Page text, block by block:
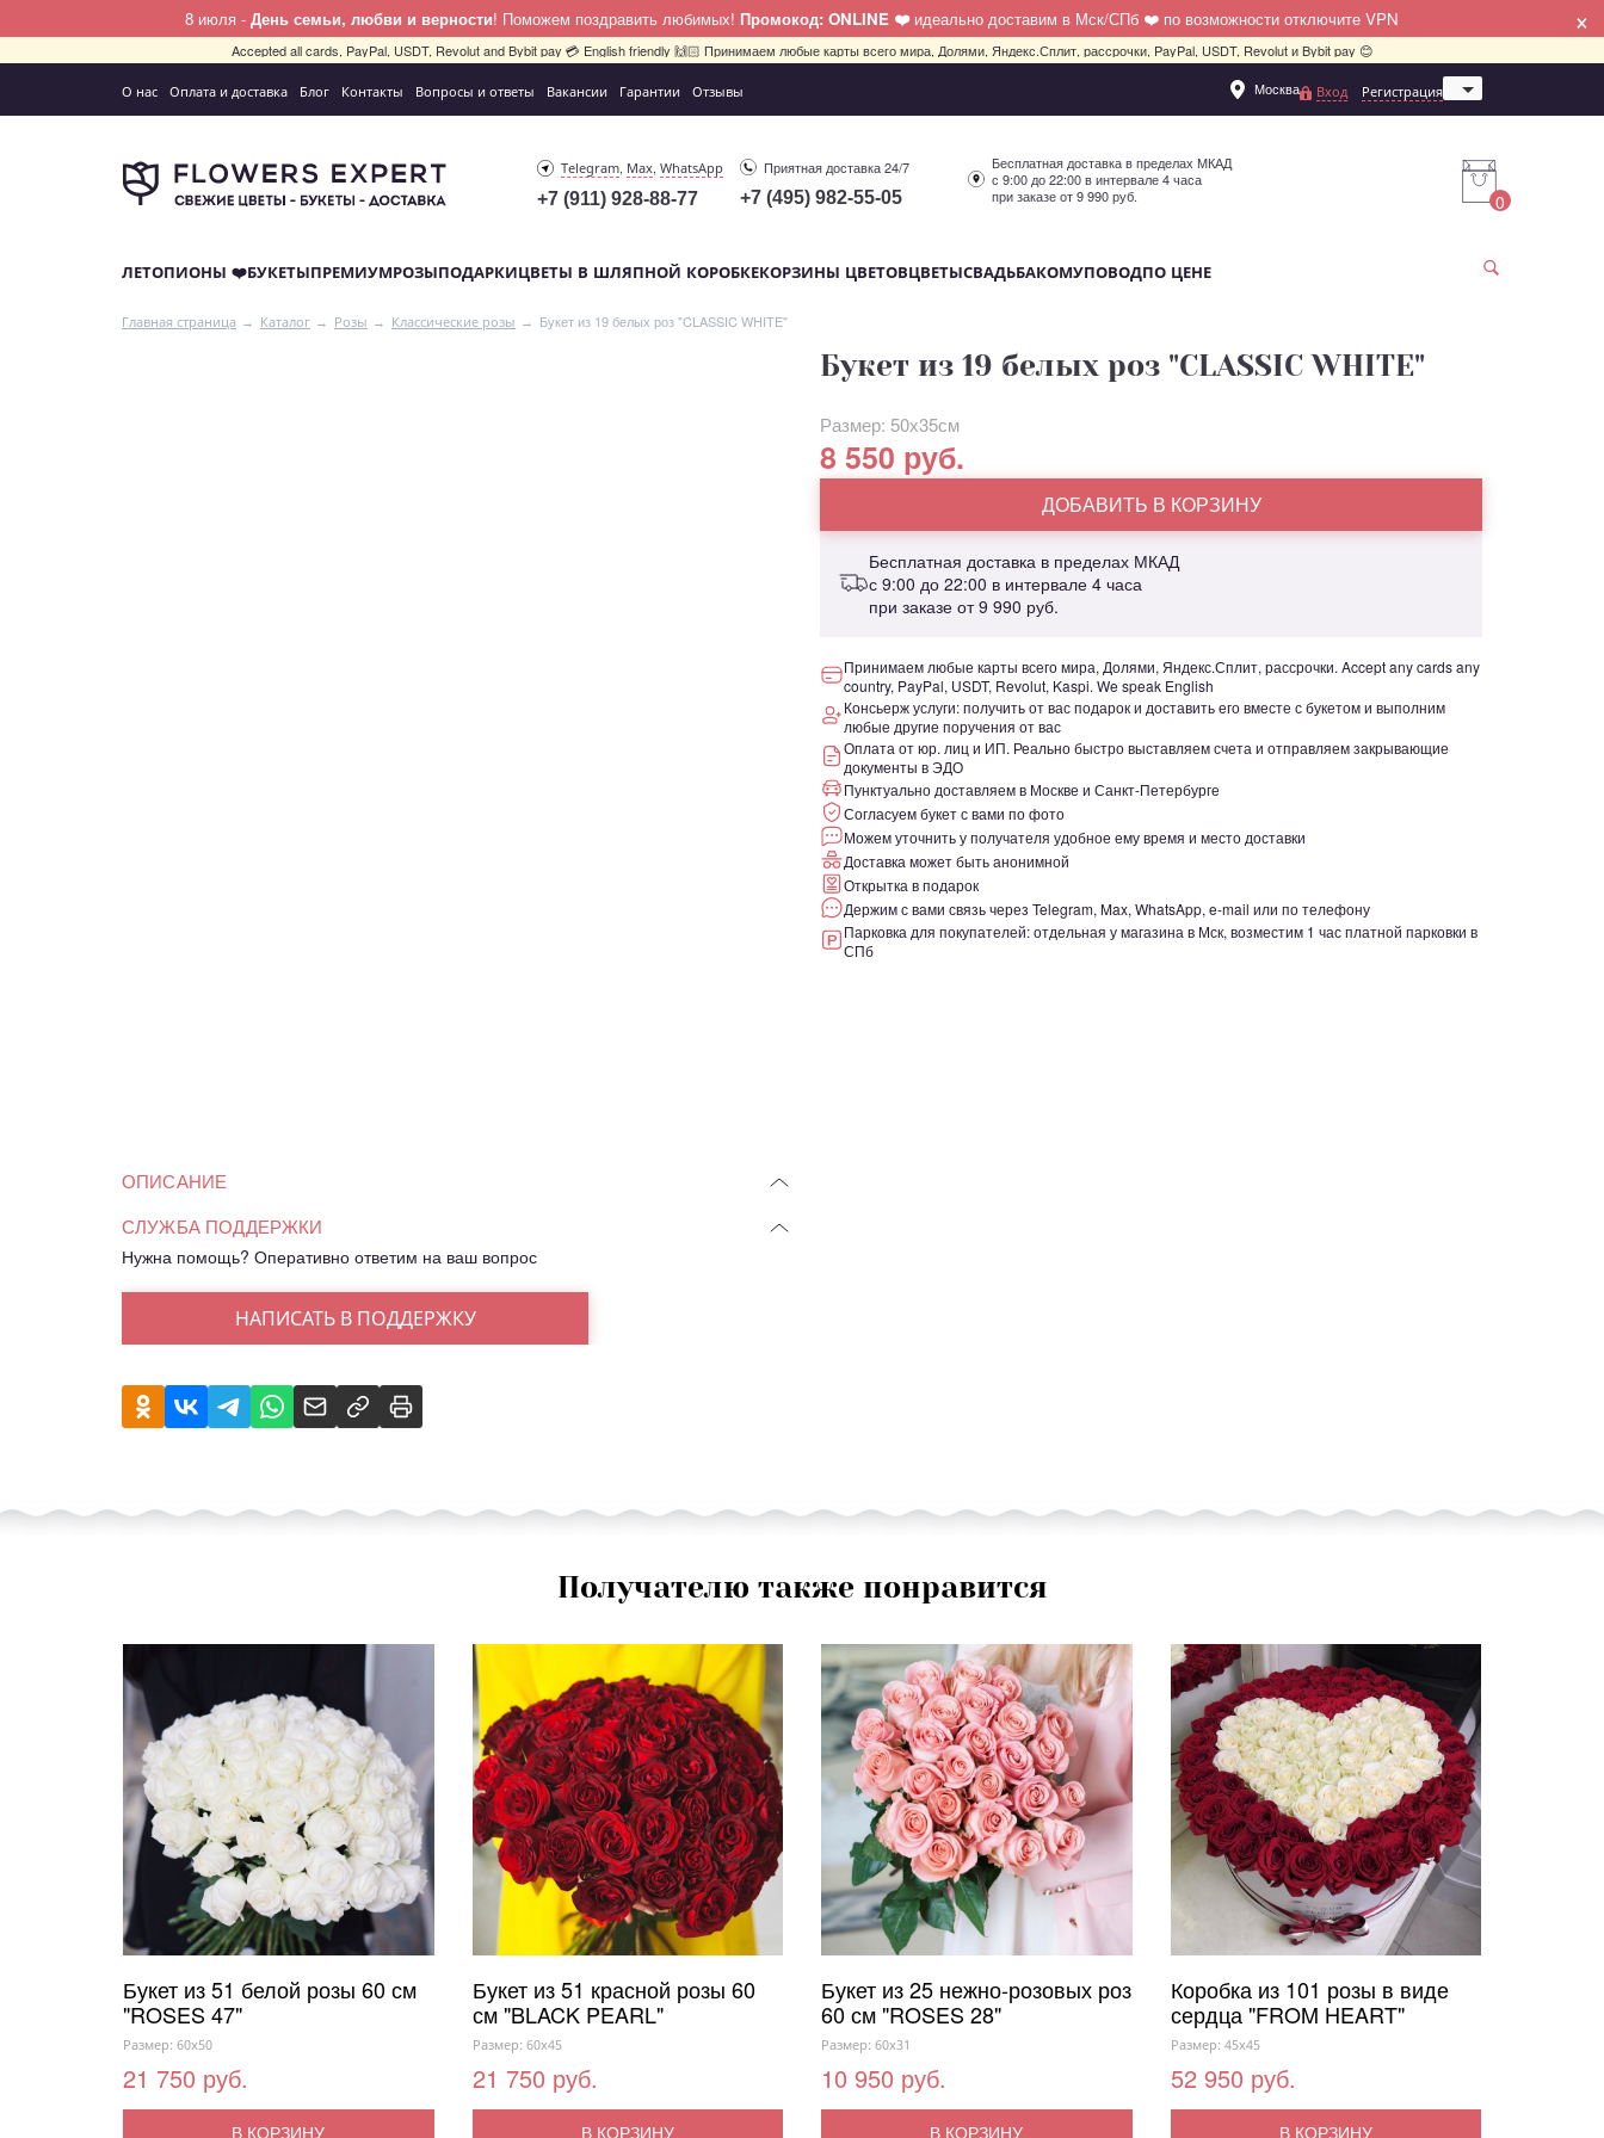
8 июля - День семьи, любви и верности! Поможем поздравить любимых! Промокод: ONLINE ❤️ идеально доставим в Мск/СПб ❤️ по возможности отключите VPN ×
Accepted all cards, PayPal, USDT, Revolut and Bybit pay 💳 English friendly 🙌🏻 Принимаем любые карты всего мира, Долями, Яндекс.Сплит, рассрочки, PayPal, USDT, Revolut и Bybit pay 😊
О нас Оплата и доставка Блог Контакты Вопросы и ответы Вакансии Гарантии Отзывы Москва
Санкт-Петербург
Вход Регистрация
Telegram, Max,WhatsApp
+7 (911) 928-88-77
Приятная доставка 24/7
+7 (495) 982-55-05
Бесплатная доставка в пределах МКАД
с 9:00 до 22:00 в интервале 4 часа
при заказе от 9 990 руб.
0
ЛЕТОПИОНЫ ❤️БУКЕТЫПРЕМИУМРОЗЫПОДАРКИЦВЕТЫ В ШЛЯПНОЙ КОРОБКЕКОРЗИНЫ ЦВЕТОВЦВЕТЫСВАДЬБАКОМУПОВОДПО ЦЕНЕ
Главная страница Каталог Розы Классические розы Букет из 19 белых роз "CLASSIC WHITE"
Букет из 19 белых роз "CLASSIC WHITE"
Размер: 50х35см
8 550 руб.
ДОБАВИТЬ В КОРЗИНУ
Бесплатная доставка в пределах МКАД
с 9:00 до 22:00 в интервале 4 часа
при заказе от9 990 руб.
Принимаем любые карты всего мира, Долями, Яндекс.Сплит, рассрочки. Accept any cards any
country, PayPal, USDT, Revolut, Kaspi. We speak English
Консьерж услуги: получить от вас подарок и доставить его вместе с букетом и выполним
любые другие поручения от вас
Оплата от юр. лиц и ИП. Реально быстро выставляем счета и отправляем закрывающие
документы в ЭДО
Пунктуально доставляем в Москве и Санкт-Петербурге
Согласуем букет с вами по фото
Можем уточнить у получателя удобное ему время и место доставки
Доставка может быть анонимной
Открытка в подарок
Держим с вами связь через Telegram, Max, WhatsApp, e-mail или по телефону
Парковка для покупателей: отдельная у магазина в Мск, возместим 1 час платной парковки в
СПб
ОПИСАНИЕ
СЛУЖБА ПОДДЕРЖКИ
Нужна помощь? Оперативно ответим на ваш вопрос
НАПИСАТЬ В ПОДДЕРЖКУ
Получателю также понравится
Букет из 51 белой розы 60 см
"ROSES 47"
Размер: 60x50
21 750 руб.
В КОРЗИНУ
Букет из 51 красной розы 60
см "BLACK PEARL"
Размер: 60x45
21 750 руб.
В КОРЗИНУ
Букет из 25 нежно-розовых роз
60 см "ROSES 28"
Размер: 60x31
10 950 руб.
В КОРЗИНУ
Коробка из 101 розы в виде
сердца "FROM HEART"
Размер: 45x45
52 950 руб.
В КОРЗИНУ